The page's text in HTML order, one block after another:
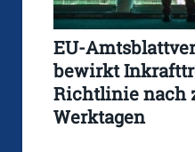
EU-
bewirkt
Richtlinie nach
Werktagen